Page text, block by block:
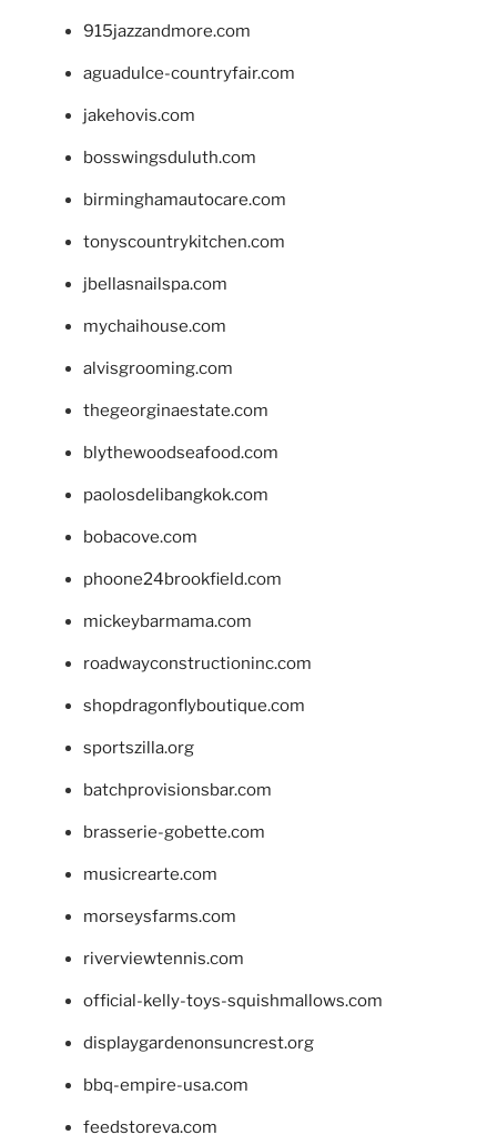
915jazzandmore.com
aguadulce-countryfair.com
jakehovis.com
bosswingsduluth.com
birminghamautocare.com
tonyscountrykitchen.com
jbellasnailspa.com
mychaihouse.com
alvisgrooming.com
thegeorginaestate.com
blythewoodseafood.com
paolosdelibangkok.com
bobacove.com
phoone24brookfield.com
mickeybarmama.com
roadwayconstructioninc.com
shopdragonflyboutique.com
sportszilla.org
batchprovisionsbar.com
brasserie-gobette.com
musicrearte.com
morseysfarms.com
riverviewtennis.com
official-kelly-toys-squishmallows.com
displaygardenonsuncrest.org
bbq-empire-usa.com
feedstoreva.com